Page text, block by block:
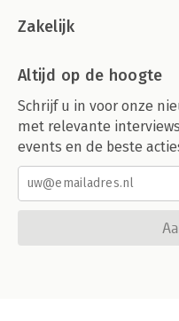
Zakelijk
Altijd op de hoogte
Schrijf u in voor onze
met relevante
events en de beste